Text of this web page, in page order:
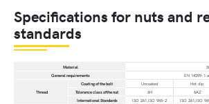
Specifications for nuts and
standards
Material
General requirements
EN 14399-1
Thread
Coating of the bolt Uncoated Hot dip
Tolerance class ofthe nut
6H 6AZ
International Standards ISO 261,ISO 965-2 ISO 261,ISO